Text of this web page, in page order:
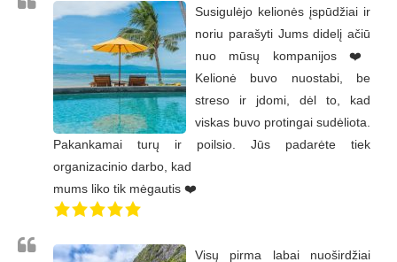
Susigulėjo kelionės įspūdžiai ir
noriu parašyti Jums didelį ačiū
nuo mūsų kompanijos ❤️
Kelionė buvo nuostabi, be
streso ir jdomi, dėl to, kad
viskas buvo protingai sudėliota.
Pakankamai turų ir poilsio. Jūs padarėte tiek
organizacinio darbo, kad
mums liko tik mėgautis ❤️
Visų pirma labai nuoširdžiai